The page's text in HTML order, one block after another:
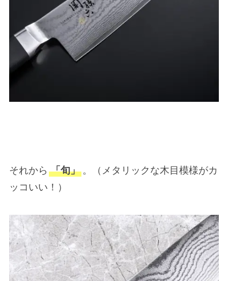
それから 「旬」 。（メタリックな木目模様がカ
ッコいい！）